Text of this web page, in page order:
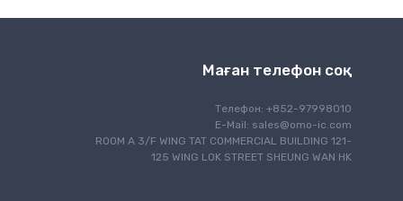
Маған телефон соқ
Телефон: +852-97998010
E-Mail: sales@omo-ic.com
ROOM A 3/F WING TAT COMMERCIAL BUILDING 121-
125 WING LOK STREET SHEUNG WAN HK